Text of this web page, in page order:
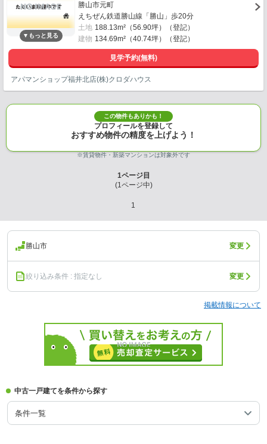
勝山市元町
えちぜん鉄道勝山線「勝山」歩20分
土地 188.13m²（56.90坪）（登記）
建物 134.69m²（40.74坪）（登記）
見学予約(無料)
アパマンショップ福井北店(株)クロダハウス
この物件もありかも！
プロフィールを登録して
おすすめ物件の精度を上げよう！
※賃貸物件・新築マンションは対象外です
1ページ目
(1ページ中)
1
勝山市 変更
絞り込み条件 : 指定なし 変更
掲載情報について
中古一戸建てを条件から探す
条件一覧